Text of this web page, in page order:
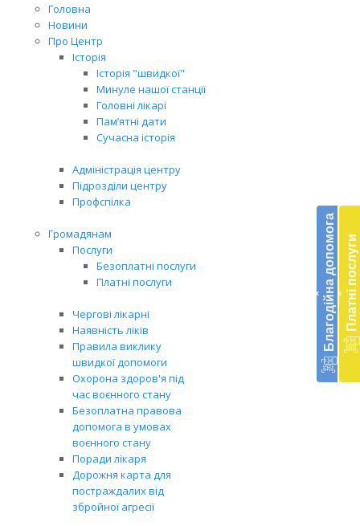
Головна
Новини
Про Центр
Історія
Історія "швидкої"
Минуле нашої станції
Головні лікарі
Пам’ятні дати
Сучасна історія
Адміністрація центру
Підрозділи центру
Профспілка
Громадянам
Послуги
Безоплатні послуги
Платні послуги
Чергові лікарні
Наявність ліків
Правила виклику
швидкої допомоги
Охорона здоров'я під
час воєнного стану
Безоплатна правова
допомога в умовах
воєнного стану
Поради лікаря
Дорожня карта для
постраждалих від
збройної агресії
‹ Благодійна допомога ‹ Платні послуги